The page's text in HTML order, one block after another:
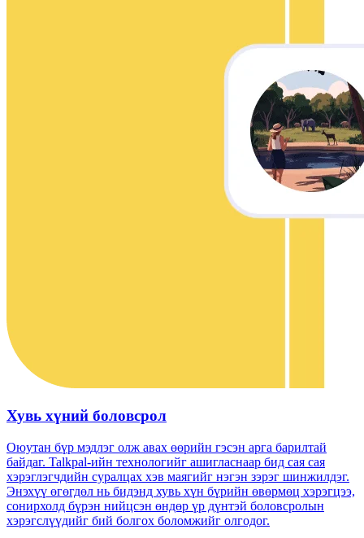
Хувь хүний ​​боловсрол
Оюутан бүр мэдлэг олж авах өөрийн гэсэн арга барилтай
байдаг. Talkpal-ийн технологийг ашигласнаар бид сая сая
хэрэглэгчдийн суралцах хэв маягийг нэгэн зэрэг шинжилдэг.
Энэхүү өгөгдөл нь бидэнд хувь хүн бүрийн өвөрмөц хэрэгцээ,
сонирхолд бүрэн нийцсэн өндөр үр дүнтэй боловсролын
хэрэгслүүдийг бий болгох боломжийг олгодог.